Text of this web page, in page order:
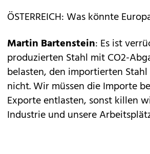
ÖSTERREICH: Was könnte
Martin Bartenstein: Es ist
produzierten Stahl mit CO2-
belasten, den importierten
nicht. Wir müssen die Importe
Exporte entlasten, sonst killen
Industrie und unsere